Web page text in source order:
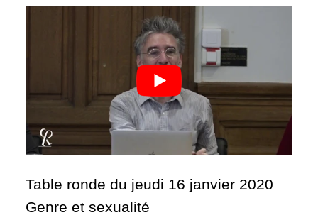
Table ronde du jeudi 16 janvier 2020
Genre et sexualité